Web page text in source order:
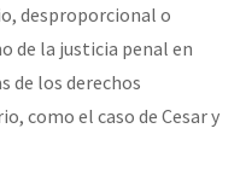
desproporcional o
de la justicia penal en
de los derechos
como el caso de Cesar y